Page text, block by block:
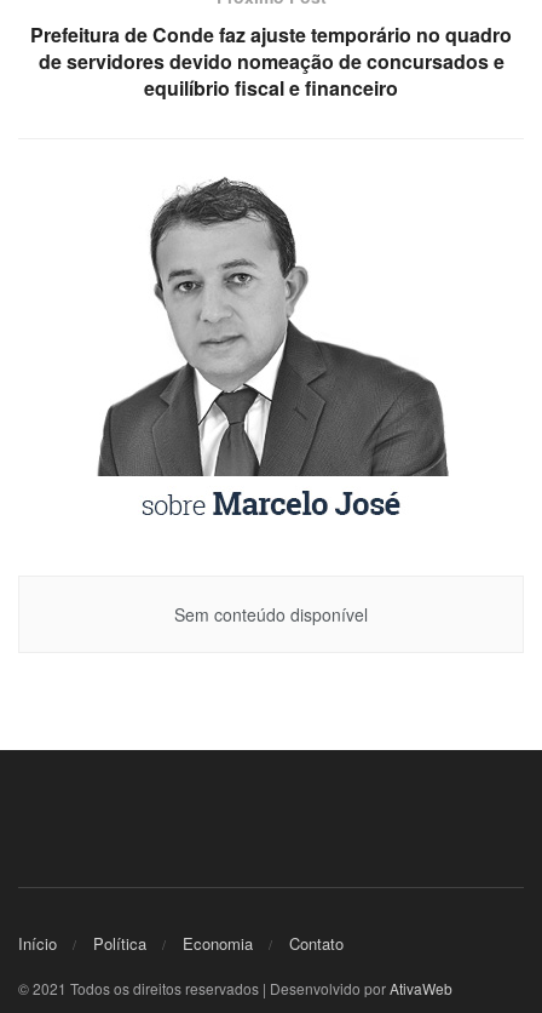
Prefeitura de Conde faz ajuste temporário no quadro
de servidores devido nomeação de concursados e
equilíbrio fiscal e financeiro
Sem conteúdo disponível
Início Política Economia Contato
© 2021 Todos os direitos reservados | Desenvolvido porAtivaWeb